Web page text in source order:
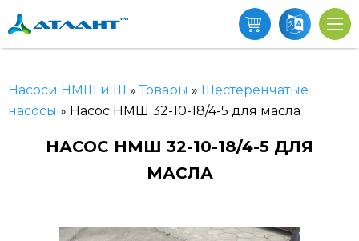
Насоси НМШ и Ш »Товары » Шестеренчатые
насосы » Насос НМШ 32-10-18/4-5 для масла
НАСОС НМШ 32-10-18/4-5 ДЛЯ
МАСЛА